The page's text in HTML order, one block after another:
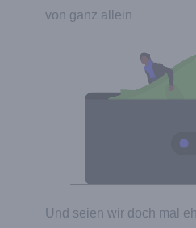
von ganz allein
Und seien wir doch mal